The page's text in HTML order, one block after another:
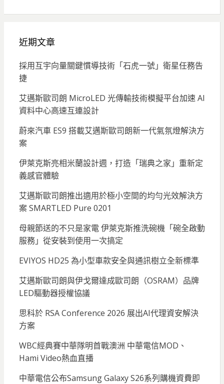
近期文章
採用互宇向量關鍵慣導技術「石虎一號」衛星任務告
捷
艾邁斯歐司朗 MicroLED 光傳輸技術模擬平台加速 AI
資料中心高速互連設計
蔚來汽車 ES9 搭載艾邁斯歐司朗新一代氣氛燈解決方
案
伊萊克斯亮相米蘭設計週，打造「瑞典之家」重新定
義感官體驗
艾邁斯歐司朗推出適用於極小空間的均勻光效解決方
案 SMARTLED Pure 0201
母親節送的不只是家電 伊萊克斯推洗碗機「碗全啟動
服務」從安裝到使用一次搞定
EVIYOS HD25 為小型車款安全與通訊樹立全新標準
艾邁斯歐司朗與伊戈爾達成歐司朗（OSRAM）品牌
LED驅動器授權協議
思科於 RSA Conference 2026 展出AI代理資安解決
方案
WBC經典賽中華隊明首戰澳洲 中華電信MOD、
Hami Video熱血直播
中華電信公布Samsung Galaxy S26系列購機資費即